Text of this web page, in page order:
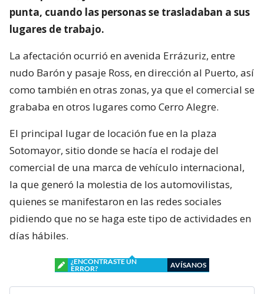
punta, cuando las personas se trasladaban a sus
lugares de trabajo.
La afectación ocurrió en avenida Errázuriz, entre
nudo Barón y pasaje Ross, en dirección al Puerto, así
como también en otras zonas, ya que el comercial se
grababa en otros lugares como Cerro Alegre.
El principal lugar de locación fue en la plaza
Sotomayor, sitio donde se hacía el rodaje del
comercial de una marca de vehículo internacional,
la que generó la molestia de los automovilistas,
quienes se manifestaron en las redes sociales
pidiendo que no se haga este tipo de actividades en
días hábiles.
¿ENCONTRASTE UN
ERROR?
AVÍSANOS